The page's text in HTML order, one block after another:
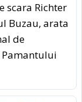
scara Richter
Buzau, arata
de
Pamantului